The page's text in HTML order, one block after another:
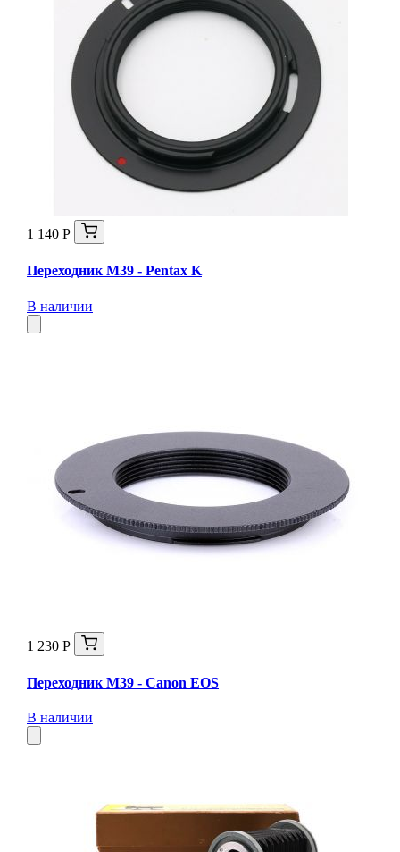
1 140 Р
Переходник M39 - Pentax K
В наличии
1 230 Р
Переходник M39 - Canon EOS
В наличии